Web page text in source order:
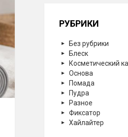
РУБРИКИ
Без рубрики
Блеск
Косметический
Основа
Помада
Пудра
Разное
Фиксатор
Хайлайтер